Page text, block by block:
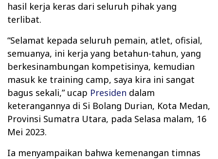
hasil kerja keras dari seluruh pihak yang
terlibat.
“Selamat kepada seluruh pemain, atlet, ofisial,
semuanya, ini kerja yang betahun-tahun, yang
berkesinambungan kompetisinya, kemudian
masuk ke training camp, saya kira ini sangat
bagus sekali,” ucap Presiden dalam
keterangannya di Si Bolang Durian, Kota Medan,
Provinsi Sumatra Utara, pada Selasa malam, 16
Mei 2023.
Ia menyampaikan bahwa kemenangan timnas